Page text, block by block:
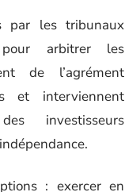
par les tribunaux
arbitrer les
de l’agrément
et interviennent
investisseurs
: exercer en